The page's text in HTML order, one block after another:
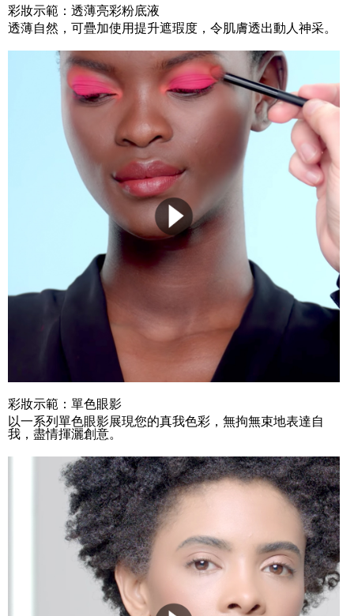
彩妝示範：透薄亮彩粉底液
透薄自然，可疊加使用提升遮瑕度，令肌膚透出動人神采。
彩妝示範：單色眼影
以一系列單色眼影展現您的真我色彩，無拘無束地表達自
我，盡情揮灑創意。